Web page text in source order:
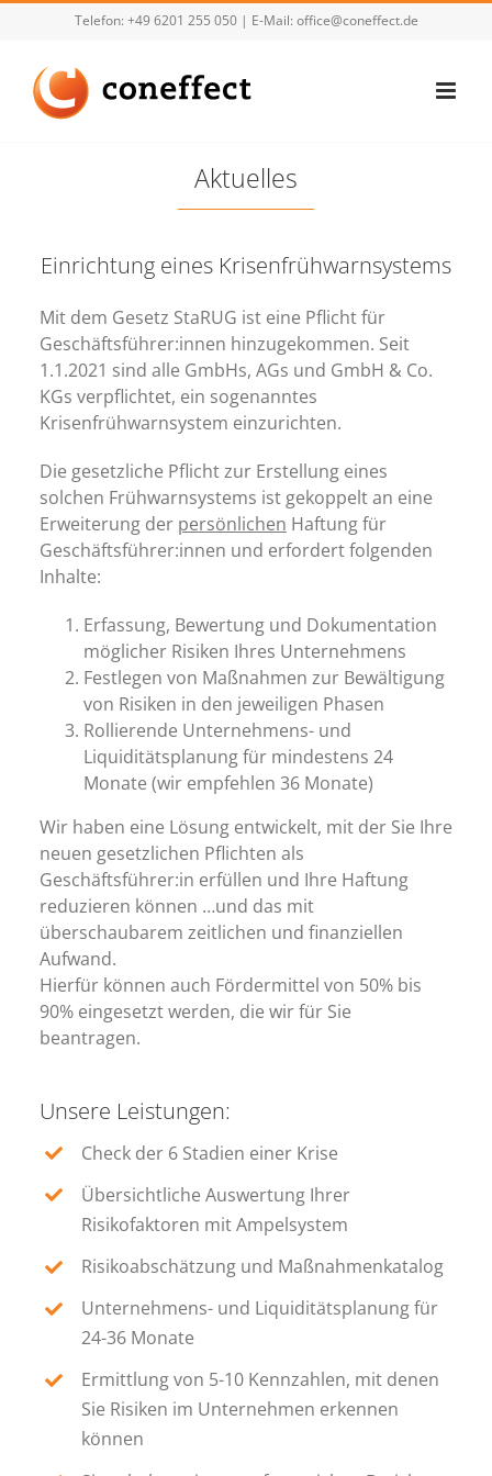
springen
Telefon: +49 6201 255 050| E-Mail: office@coneffect.de
Aktuelles
Einrichtung eines Krisenfrühwarnsystems
Mit dem Gesetz StaRUG ist eine Pflicht für
Geschäftsführer:innen hinzugekommen. Seit
1.1.2021 sind alle GmbHs, AGs und GmbH & Co.
KGs verpflichtet, ein sogenanntes
Krisenfrühwarnsystem einzurichten.
Die gesetzliche Pflicht zur Erstellung eines
solchen Frühwarnsystems ist gekoppelt an eine
Erweiterung der persönlichen Haftung für
Geschäftsführer:innen und erfordert folgenden
Inhalte:
Erfassung, Bewertung und Dokumentation
möglicher Risiken Ihres Unternehmens
Festlegen von Maßnahmen zur Bewältigung
von Risiken in den jeweiligen Phasen
Rollierende Unternehmens- und
Liquiditätsplanung für mindestens 24
Monate (wir empfehlen 36 Monate)
Wir haben eine Lösung entwickelt, mit der Sie Ihre
neuen gesetzlichen Pflichten als
Geschäftsführer:in erfüllen und Ihre Haftung
reduzieren können …und das mit
überschaubarem zeitlichen und finanziellen
Aufwand.
Hierfür können auch Fördermittel von 50% bis
90% eingesetzt werden, die wir für Sie
beantragen.
Unsere Leistungen:
Check der 6 Stadien einer Krise
Übersichtliche Auswertung Ihrer
Risikofaktoren mit Ampelsystem
Risikoabschätzung und Maßnahmenkatalog
Unternehmens- und Liquiditätsplanung für
24-36 Monate
Ermittlung von 5-10 Kennzahlen, mit denen
Sie Risiken im Unternehmen erkennen
können